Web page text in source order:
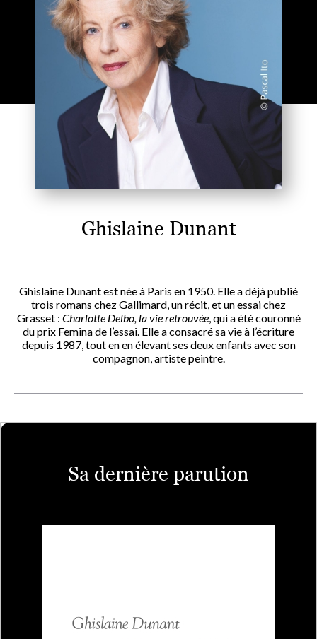
Ghislaine Dunant
Ghislaine Dunant est née à Paris en 1950. Elle a déjà publié
trois romans chez Gallimard, un récit, et un essai chez
Grasset : Charlotte Delbo, la vie retrouvée, qui a été couronné
du prix Femina de l’essai. Elle a consacré sa vie à l’écriture
depuis 1987, tout en en élevant ses deux enfants avec son
compagnon, artiste peintre.
Sa dernière parution